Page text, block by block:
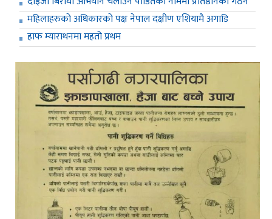
महिलाहरुको अधिकारको पक्ष नेपाल दक्षीण एशियामै अगाडि
हाफ म्याराथनमा महतो प्रथम